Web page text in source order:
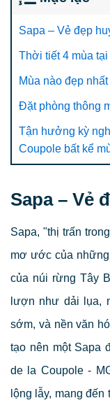
Sapa – Vẻ đẹp
Thời tiết 4 mùa tại
Mùa nào đẹp
Đặt phòng thông
Tận hưởng kỳ
Coupole bất kể
Sapa – Vẻ
Sapa, "thị trấn
mơ ước của
của núi rừng Tây
lượn như dải lụa,
sớm, và nền văn
tạo nên một Sapa
de la Coupole -
lộng lẫy, mang